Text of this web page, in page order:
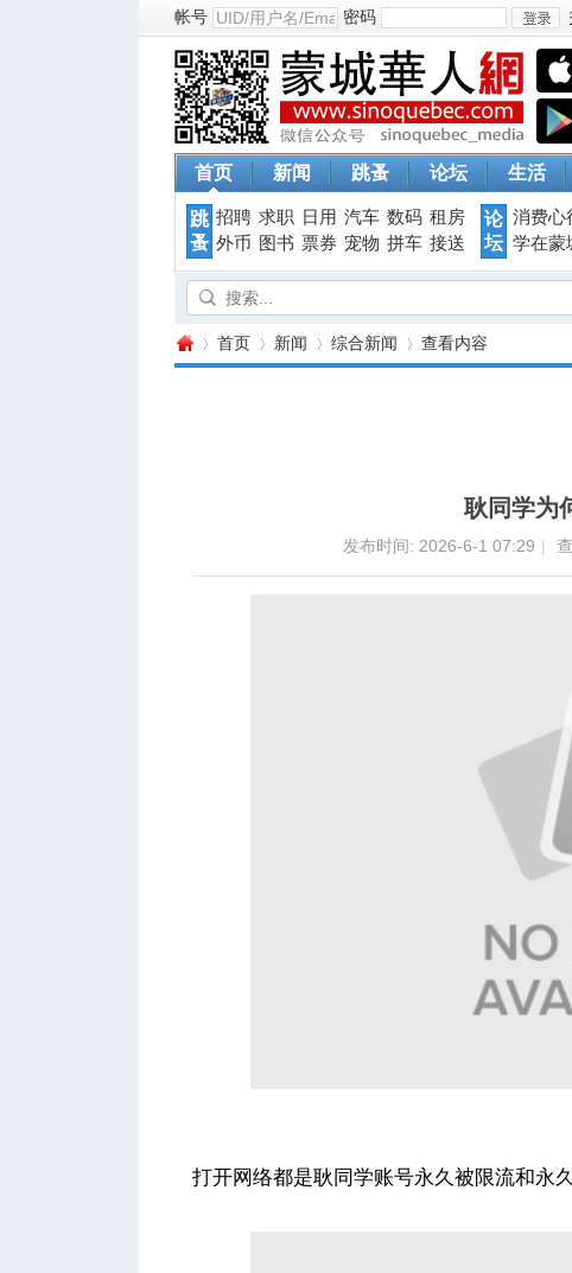
帐号 密码
登
录
首页 新闻 跳蚤 论坛 生活
跳
蚤
招聘 求职 日用 汽车 数码 租房
外币
图书 票券 宠物 拼车 接送
论
坛
消费心
学在蒙
首页 新闻 综合新闻 查看内容
耿同学为
发布时间: 2026-6-1 07:29 |
打开网络都是耿同学账号永久被限流和永